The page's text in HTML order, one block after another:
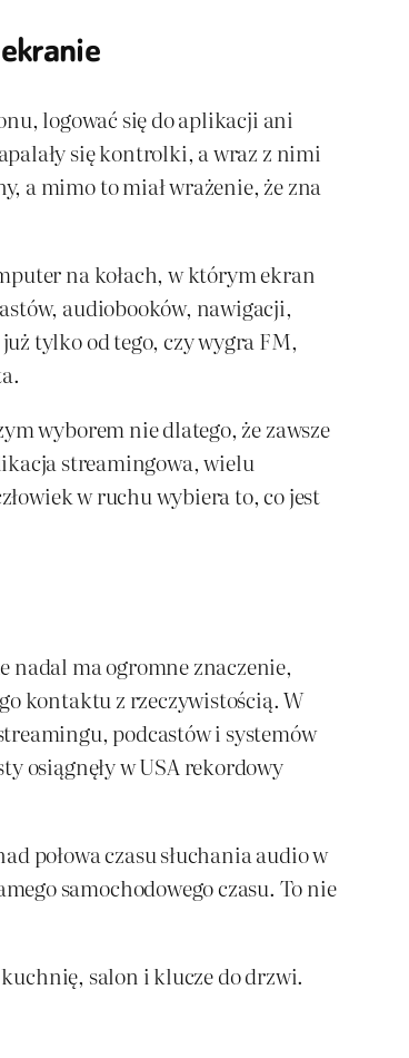
logować się do aplikacji ani
się kontrolki, a wraz z nimi
a mimo to miał wrażenie, że zna
na kołach, w którym ekran
audiobooków, nawigacji,
tylko od tego, czy wygra FM,
wyborem nie dlatego, że zawsze
streamingowa, wielu
w ruchu wybiera to, co jest
nadal ma ogromne znaczenie,
kontaktu z rzeczywistością. W
podcastów i systemów
osiągnęły w USA rekordowy
połowa czasu słuchania audio w
samochodowego czasu. To nie
salon i klucze do drzwi.